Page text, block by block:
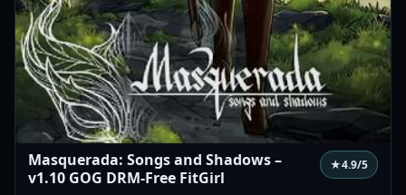
Masquerada: Songs and Shadows –
v1.10 GOG DRM-Free FitGirl
★4.9/5